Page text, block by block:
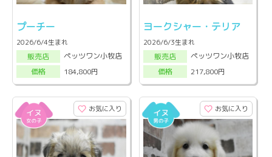
プーチー
2026/6/4生まれ
販売店
ペッツワン小牧店
価格
184,800円
ヨークシャー・テリア
2026/6/3生まれ
販売店
ペッツワン小牧店
価格
217,800円
お気に入り お気に入り